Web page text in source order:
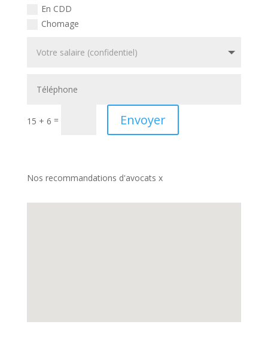
En CDD
Chomage
15 + 6 = Envoyer
Nos recommandations d'avocats x